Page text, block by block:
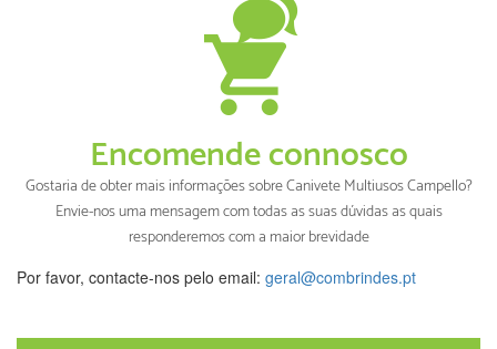
Encomende connosco
Gostaria de obter mais informações sobre Canivete Multiusos Campello?
Envie-nos uma mensagem com todas as suas dúvidas as quais
responderemos com a maior brevidade
Por favor, contacte-nos pelo email: geral@combrindes.pt